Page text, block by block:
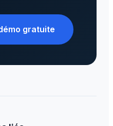
gratuite